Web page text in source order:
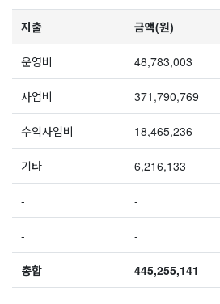
지출 금액(원)
운영비 48,783,003
사업비 371,790,769
수익사업비 18,465,236
기타 6,216,133
- -
- -
총합 445,255,141